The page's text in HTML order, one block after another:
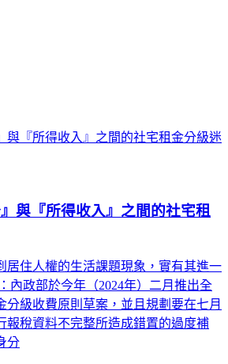
與『所得收入』之間的社宅租
居住人權的生活課題現象，實有其進一
內政部於今年（2024年）二月推出全
分級收費原則草案，並且規劃要在七月
報稅資料不完整所造成錯置的過度補
分